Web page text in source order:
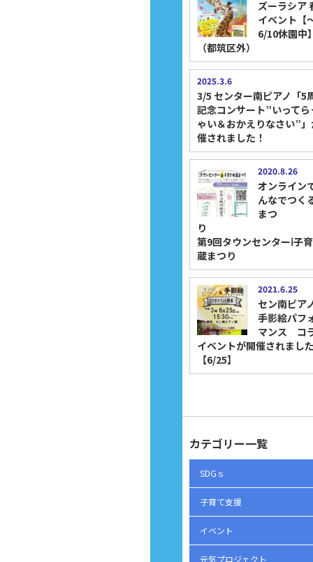
ズーラシア
イベント【
6/10休園中
（都筑区外）
2025.3.6
3/5 センター南ピアノ「5
記念コンサート”いってら
ゃい＆おかえりなさい”
催されました！
2020.8.26
オンライン
んなでつく
まつ
第9回タウンセンターⅰ子
蔵まつり
2021.6.25
セン南ピア
手影絵パフ
マンス コ
イベントが開催されまし
【6/25】
カテゴリー一覧
SDGｓ
子育て支援
イベント
元気プロジェクト